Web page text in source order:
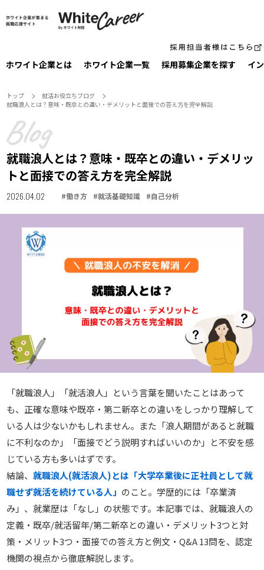
ホワイト企業とは ホワイト企業一覧 採⽤募集企業を探す イ
トップ
就活お役⽴ちブログ
就職浪人とは？意味・既卒との違い・デメリットと面接での答え方を完全解説
就職浪人とは？意味・既卒との違い・デメリッ
トと面接での答え方を完全解説
2026.04.02 #働き方 #就活基礎知識 #自己分析
「就職浪人」「就活浪人」という言葉を聞いたことはあって
も、正確な意味や既卒・第二新卒との違いをしっかり理解して
いる人は少ないかもしれません。また「浪人期間があると就職
に不利なのか」「面接でどう説明すればいいのか」と不安を感
じている方も多いはずです。
結論、就職浪人(就活浪人)とは「大学卒業後に正社員として就
職せず就活を続けている人」 のこと。学歴的には「卒業済
み」、就業歴は「なし」の状態です。本記事では、就職浪人の
定義・既卒/就活留年/第二新卒との違い・デメリット3つと対
策・メリット3つ・面接での答え方と例文・Q&A 13問を、認定
機関の視点から徹底解説します。